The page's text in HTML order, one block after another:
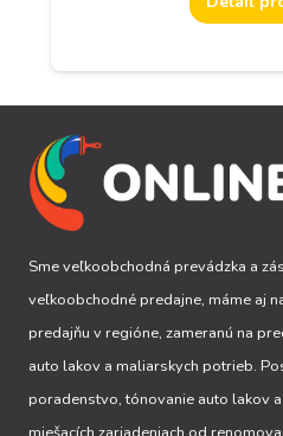
Sme veľkoobchodná prevádzka a
veľkoobchodné predajne, máme aj
predajňu v regióne, zameranú na
auto lakov a maliarskych potrieb.
poradenstvo, tónovanie auto lakov